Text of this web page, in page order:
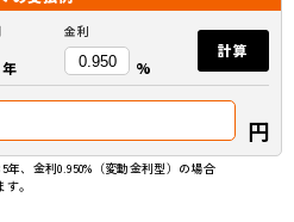
年
金利
%
計算
円
、金利0.950%（変動金利型）の場合
。